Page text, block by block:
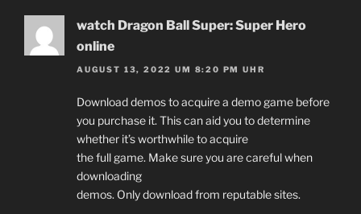
watch Dragon Ball Super: Super Hero
online
AUGUST 13, 2022 UM 8:20 PM UHR
Download demos to acquire a demo game before
you purchase it. This can aid you to determine
whether it’s worthwhile to acquire
the full game. Make sure you are careful when
downloading
demos. Only download from reputable sites.